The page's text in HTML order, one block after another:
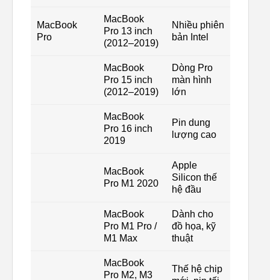
MacBook
Pro
MacBook
Pro 13 inch
(2012–2019)
Nhiều phiên
bản Intel
MacBook
Pro 15 inch
(2012–2019)
Dòng Pro
màn hình
lớn
MacBook
Pro 16 inch
2019
Pin dung
lượng cao
MacBook
Pro M1 2020
Apple
Silicon thế
hệ đầu
MacBook
Pro M1 Pro /
M1 Max
Dành cho
đồ họa, kỹ
thuật
MacBook
Pro M2, M3
Thế hệ chip